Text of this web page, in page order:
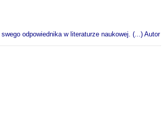
odpowiednika w literaturze naukowej. (...) Autor